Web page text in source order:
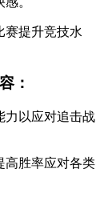
赛提升竞技水
：
力以应对追击战
高胜率应对各类